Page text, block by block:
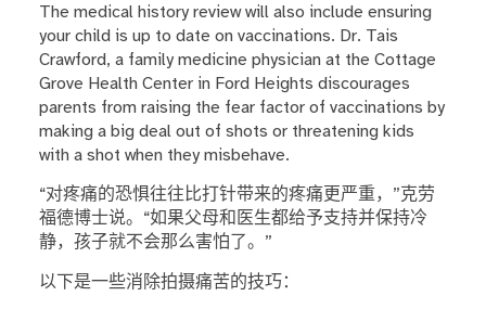
The medical history review will also include ensuring
your child is up to date on vaccinations. Dr. Tais
Crawford, a family medicine physician at the Cottage
Grove Health Center in Ford Heights discourages
parents from raising the fear factor of vaccinations by
making a big deal out of shots or threatening kids
with a shot when they misbehave.
“对疼痛的恐惧往往比打针带来的疼痛更严重，”克劳
福德博士说。“如果父母和医生都给予支持并保持冷
静，孩子就不会那么害怕了。”
以下是一些消除拍摄痛苦的技巧：